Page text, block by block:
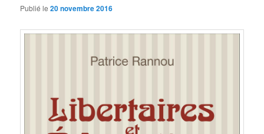
Publié le20 novembre 2016